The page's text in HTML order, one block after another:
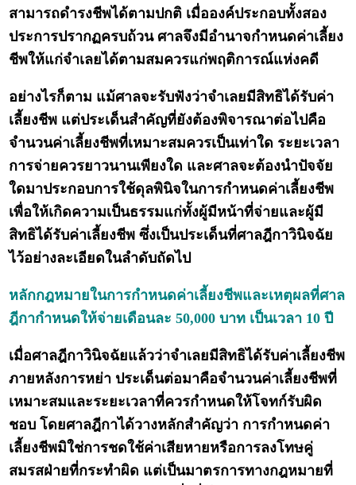
สามารถดำรงชีพได้ตามปกติ เมื่อองค์ประกอบทั้งสอง
ประการปรากฏครบถ้วน ศาลจึงมีอำนาจกำหนดค่าเลี้ยง
ชีพให้แก่จำเลยได้ตามสมควรแก่พฤติการณ์แห่งคดี
อย่างไรก็ตาม แม้ศาลจะรับฟังว่าจำเลยมีสิทธิได้รับค่า
เลี้ยงชีพ แต่ประเด็นสำคัญที่ยังต้องพิจารณาต่อไปคือ
จำนวนค่าเลี้ยงชีพที่เหมาะสมควรเป็นเท่าใด ระยะเวลา
การจ่ายควรยาวนานเพียงใด และศาลจะต้องนำปัจจัย
ใดมาประกอบการใช้ดุลพินิจในการกำหนดค่าเลี้ยงชีพ
เพื่อให้เกิดความเป็นธรรมแก่ทั้งผู้มีหน้าที่จ่ายและผู้มี
สิทธิได้รับค่าเลี้ยงชีพ ซึ่งเป็นประเด็นที่ศาลฎีกาวินิจฉัย
ไว้อย่างละเอียดในลำดับถัดไป
หลักกฎหมายในการกำหนดค่าเลี้ยงชีพและเหตุผลที่ศาล
ฎีกากำหนดให้จ่ายเดือนละ 50,000 บาท เป็นเวลา 10 ปี
เมื่อศาลฎีกาวินิจฉัยแล้วว่าจำเลยมีสิทธิได้รับค่าเลี้ยงชีพ
ภายหลังการหย่า ประเด็นต่อมาคือจำนวนค่าเลี้ยงชีพที่
เหมาะสมและระยะเวลาที่ควรกำหนดให้โจทก์รับผิด
ชอบ โดยศาลฎีกาได้วางหลักสำคัญว่า การกำหนดค่า
เลี้ยงชีพมิใช่การชดใช้ค่าเสียหายหรือการลงโทษคู่
สมรสฝ่ายที่กระทำผิด แต่เป็นมาตรการทางกฎหมายที่